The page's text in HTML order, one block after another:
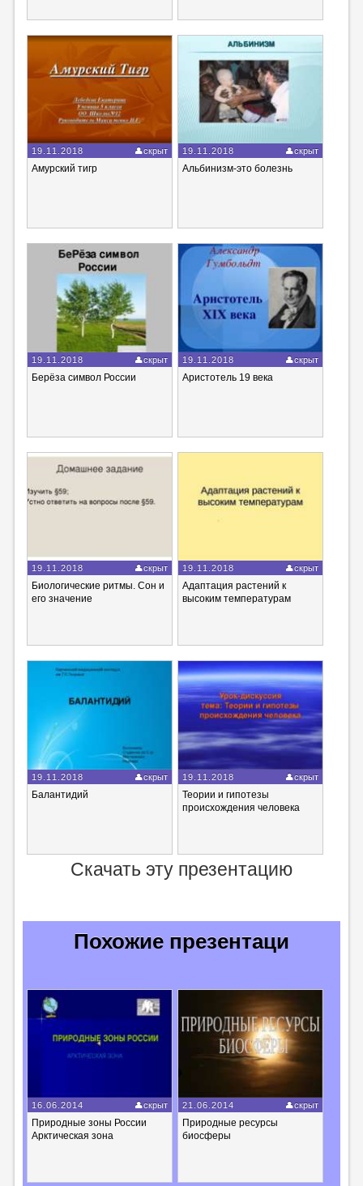
19.11.2018 скрыт
Амурский тигр
19.11.2018 скрыт
Альбинизм-это болезнь
19.11.2018 скрыт
Берёза символ России
19.11.2018 скрыт
Аристотель 19 века
19.11.2018 скрыт
Биологические ритмы. Сон и
его значение
19.11.2018 скрыт
Адаптация растений к
высоким температурам
19.11.2018 скрыт
Балантидий
19.11.2018 скрыт
Теории и гипотезы
происхождения человека
Скачать эту презентацию
Похожие презентаци
16.06.2014 скрыт
Природные зоны России
Арктическая зона
21.06.2014 скрыт
Природные ресурсы
биосферы